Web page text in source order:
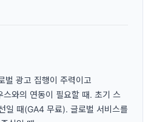
벌 광고 집행이 주력이고
와의 연동이 필요할 때. 초기 스
일 때(GA4 무료). 글로벌 서비스를